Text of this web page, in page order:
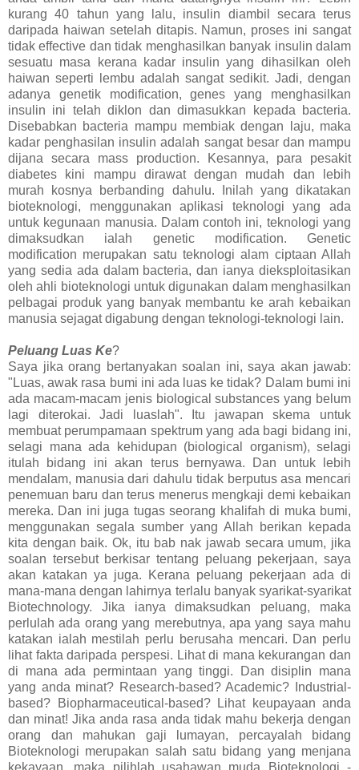
kurang 40 tahun yang lalu, insulin diambil secara terus
daripada haiwan setelah ditapis. Namun, proses ini sangat
tidak effective dan tidak menghasilkan banyak insulin dalam
sesuatu masa kerana kadar insulin yang dihasilkan oleh
haiwan seperti lembu adalah sangat sedikit. Jadi, dengan
adanya genetik modification, genes yang menghasilkan
insulin ini telah diklon dan dimasukkan kepada bacteria.
Disebabkan bacteria mampu membiak dengan laju, maka
kadar penghasilan insulin adalah sangat besar dan mampu
dijana secara mass production. Kesannya, para pesakit
diabetes kini mampu dirawat dengan mudah dan lebih
murah kosnya berbanding dahulu. Inilah yang dikatakan
bioteknologi, menggunakan aplikasi teknologi yang ada
untuk kegunaan manusia. Dalam contoh ini, teknologi yang
dimaksudkan ialah genetic modification. Genetic
modification merupakan satu teknologi alam ciptaan Allah
yang sedia ada dalam bacteria, dan ianya dieksploitasikan
oleh ahli bioteknologi untuk digunakan dalam menghasilkan
pelbagai produk yang banyak membantu ke arah kebaikan
manusia sejagat digabung dengan teknologi-teknologi lain.
Peluang Luas Ke?
Saya jika orang bertanyakan soalan ini, saya akan jawab:
"Luas, awak rasa bumi ini ada luas ke tidak? Dalam bumi ini
ada macam-macam jenis biological substances yang belum
lagi diterokai. Jadi luaslah". Itu jawapan skema untuk
membuat perumpamaan spektrum yang ada bagi bidang ini,
selagi mana ada kehidupan (biological organism), selagi
itulah bidang ini akan terus bernyawa. Dan untuk lebih
mendalam, manusia dari dahulu tidak berputus asa mencari
penemuan baru dan terus menerus mengkaji demi kebaikan
mereka. Dan ini juga tugas seorang khalifah di muka bumi,
menggunakan segala sumber yang Allah berikan kepada
kita dengan baik. Ok, itu bab nak jawab secara umum, jika
soalan tersebut berkisar tentang peluang pekerjaan, saya
akan katakan ya juga. Kerana peluang pekerjaan ada di
mana-mana dengan lahirnya terlalu banyak syarikat-syarikat
Biotechnology. Jika ianya dimaksudkan peluang, maka
perlulah ada orang yang merebutnya, apa yang saya mahu
katakan ialah mestilah perlu berusaha mencari. Dan perlu
lihat fakta daripada perspesi. Lihat di mana kekurangan dan
di mana ada permintaan yang tinggi. Dan disiplin mana
yang anda minat? Research-based? Academic? Industrial-
based? Biopharmaceutical-based? Lihat keupayaan anda
dan minat! Jika anda rasa anda tidak mahu bekerja dengan
orang dan mahukan gaji lumayan, percayalah bidang
Bioteknologi merupakan salah satu bidang yang menjana
kekayaan, maka pilihlah usahawan muda Bioteknologi -